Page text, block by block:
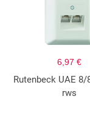
6,97 €
Rutenbeck UAE
rws